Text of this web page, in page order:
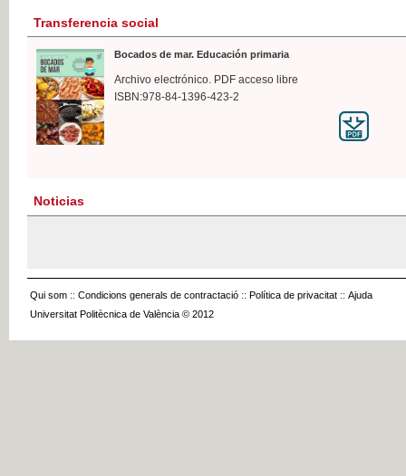
Transferencia social
Bocados de mar. Educación primaria
Archivo electrónico. PDF acceso libre
ISBN:978-84-1396-423-2
Noticias
Qui som :: Condicions generals de contractació :: Política de privacitat :: Ajuda
Universitat Politècnica de València © 2012